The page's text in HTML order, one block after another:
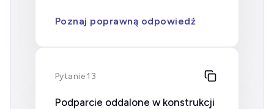
Poznaj poprawną odpowiedź
Pytanie 13
Podparcie oddalone w konstrukcji